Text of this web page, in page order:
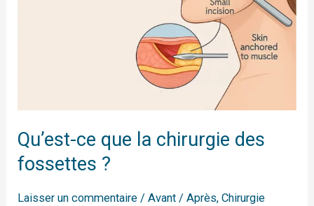
Qu’est-ce que la chirurgie des
fossettes ?
Laisser un commentaire /Avant / Après,Chirurgie